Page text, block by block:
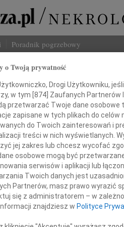
Poradnik pogrzebowy
Jan Ślęk
cała Polska
28.04.2022
Dnia 25 kwietnia 2022 roku
nasz najukochańszy Mąż, Ojciec,
o Twoją prywatność
Drogi Użytkowniku,
w tym [874] Zaufanych Partnerów
przetwarzać Twoje dane osobowe
zapisane w tych plikach do
do Twoich zainteresowań i
treści w nich wyświetlanych.
jej zakres lub chcesz wycofać
osobowe mogą być
serwisów i aplikacji lub
Twoich danych jest
Partnerów, masz prawo wyrazić
się z administratorem – w
znajdziesz w Polityce